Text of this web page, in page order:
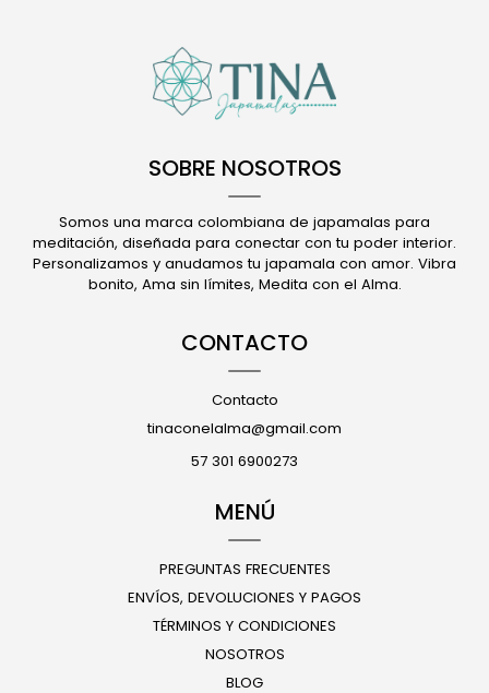
SOBRE NOSOTROS
Somos una marca colombiana de japamalas para
meditación, diseñada para conectar con tu poder interior.
Personalizamos y anudamos tu japamala con amor. Vibra
bonito, Ama sin límites, Medita con el Alma.
CONTACTO
Contacto
tinaconelalma@gmail.com
57 301 6900273
MENÚ
PREGUNTAS FRECUENTES
ENVÍOS, DEVOLUCIONES Y PAGOS
TÉRMINOS Y CONDICIONES
NOSOTROS
BLOG